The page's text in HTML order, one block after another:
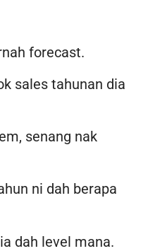
forecast.
sales tahunan dia
senang nak
ni dah berapa
dah level mana.